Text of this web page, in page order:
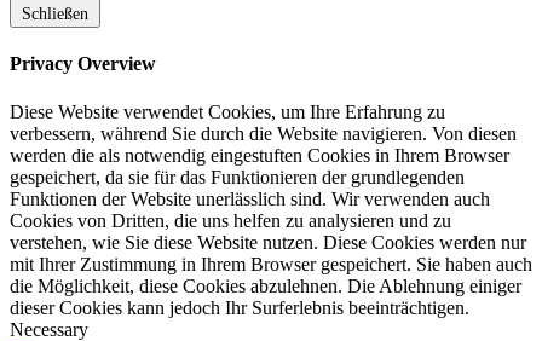
Schließen
Privacy Overview
Diese Website verwendet Cookies, um Ihre Erfahrung zu
verbessern, während Sie durch die Website navigieren. Von diesen
werden die als notwendig eingestuften Cookies in Ihrem Browser
gespeichert, da sie für das Funktionieren der grundlegenden
Funktionen der Website unerlässlich sind. Wir verwenden auch
Cookies von Dritten, die uns helfen zu analysieren und zu
verstehen, wie Sie diese Website nutzen. Diese Cookies werden nur
mit Ihrer Zustimmung in Ihrem Browser gespeichert. Sie haben auch
die Möglichkeit, diese Cookies abzulehnen. Die Ablehnung einiger
dieser Cookies kann jedoch Ihr Surferlebnis beeinträchtigen.
Necessary